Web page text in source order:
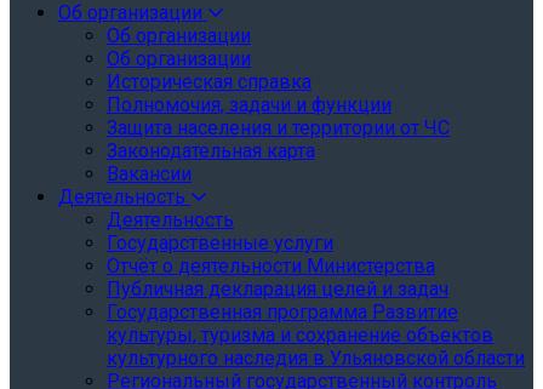
Об организации
Об организации
Об организации
Историческая справка
Полномочия, задачи и функции
Защита населения и территории от ЧС
Законодательная карта
Вакансии
Деятельность
Деятельность
Государственные услуги
Отчёт о деятельности Министерства
Публичная декларация целей и задач
Государственная программа Развитие
культуры, туризма и сохранение объектов
культурного наследия в Ульяновской области
Региональный государственный контроль